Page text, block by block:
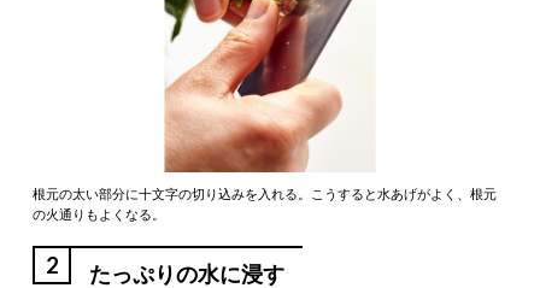
根元の太い部分に十文字の切り込みを入れる。こうすると水あげがよく、根元
の火通りもよくなる。
2 たっぷりの水に浸す